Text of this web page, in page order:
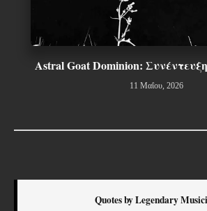
Astral Goat Dominion:
11 Μαΐου, 2026
Quotes by Legendary